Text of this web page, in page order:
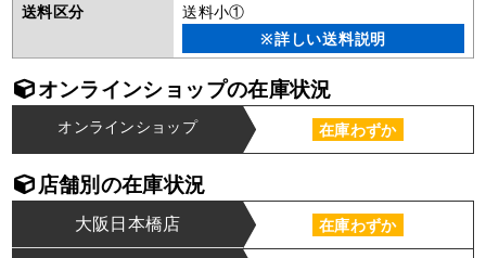
送料区分
送料小①
※詳しい送料説明
オンラインショップの在庫状況
オンラインショップ 在庫わずか
店舗別の在庫状況
大阪日本橋店 在庫わずか